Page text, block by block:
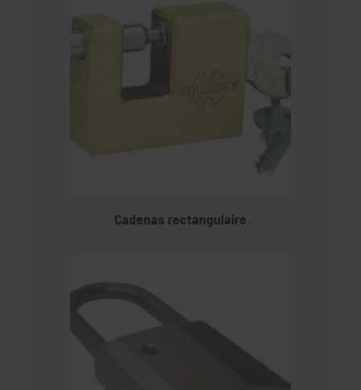
Cadenas rectangulaire